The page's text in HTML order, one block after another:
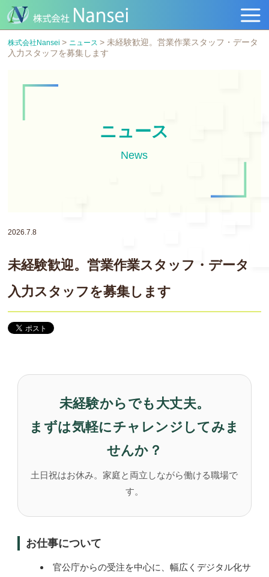
株式会社Nansei > ニュース > 未経験歓迎。営業作業スタッフ・データ
入力スタッフを募集します
ニュース
News
2026.7.8
未経験歓迎。営業作業スタッフ・データ
入力スタッフを募集します
未経験からでも大丈夫。
まずは気軽にチャレンジしてみま
せんか？
土日祝はお休み。家庭と両立しながら働ける職場で
す。
お仕事について
官公庁からの受注を中心に、幅広くデジタル化サ